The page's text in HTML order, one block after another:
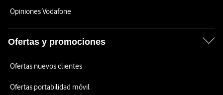
Opiniones Vodafone
Ofertas y promociones
Ofertas nuevos clientes
Ofertas portabilidad móvil